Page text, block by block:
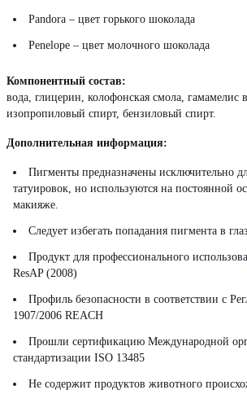
Pandora – цвет горького шоколада
Penelope – цвет молочного шоколада
Компонентный состав:
вода, глицерин, колофонская смола, гамамелис
изопропиловый спирт, бензиловый спирт.
Дополнительная информация:
Пигменты предназначены исключительно
татуировок, но используются на постоянной
макияже.
Следует избегать попадания пигмента в
Продукт для профессионального
ResAP (2008)
Профиль безопасности в соответствии с
1907/2006 REACH
Прошли сертификацию Международной
стандартизации ISO 13485
Не содержит продуктов животного